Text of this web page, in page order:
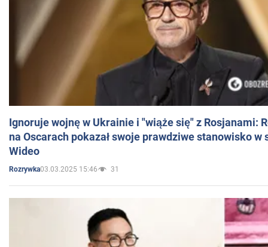
Ignoruje wojnę w Ukrainie i "wiąże się" z Rosjanami:
na Oscarach pokazał swoje prawdziwe stanowisko w
Wideo
Rozrywka03.03.2025 15:46 31